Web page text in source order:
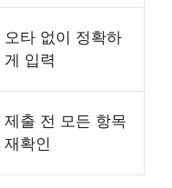
오타 없이 정확하
게 입력
제출 전 모든 항목
재확인